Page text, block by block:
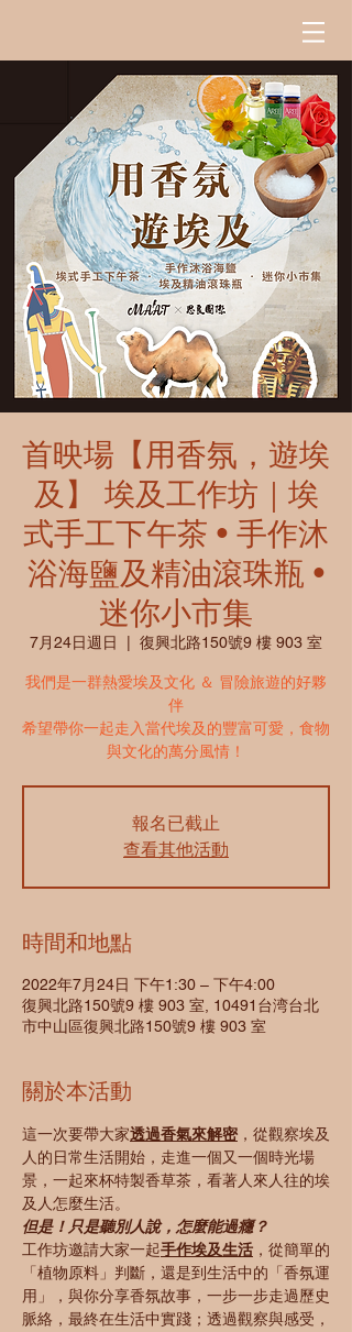
首映場【用香氛，遊埃
及】 埃及工作坊｜埃
式手工下午茶 • 手作沐
浴海鹽及精油滾珠瓶 •
迷你小市集
7月24日週日 復興北路150號9 樓 903 室
我們是一群熱愛埃及文化 ＆ 冒險旅遊的好夥
伴
希望帶你一起走入當代埃及的豐富可愛，食物
與文化的萬分風情！
報名已截止
查看其他活動
時間和地點
2022年7月24日 下午1:30 – 下午4:00
復興北路150號9 樓 903 室, 10491台湾台北
市中山區復興北路150號9 樓 903 室
關於本活動
這一次要帶大家透過香氣來解密 ，從觀察埃及
人的日常生活開始，走進一個又一個時光場
景，一起來杯特製香草茶，看著人來人往的埃
及人怎麼生活。
但是！只是聽別人說，怎麼能過癮？
工作坊邀請大家一起手作埃及生活 ，從簡單的
「植物原料」判斷，還是到生活中的「香氛運
用」，與你分享香氛故事，一步一步走過歷史
脈絡，最終在生活中實踐；透過觀察與感受，